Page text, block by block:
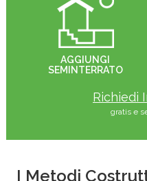
AGGIUNGI
SEMINTERRATO
Richiedi
gratis e
I Metodi